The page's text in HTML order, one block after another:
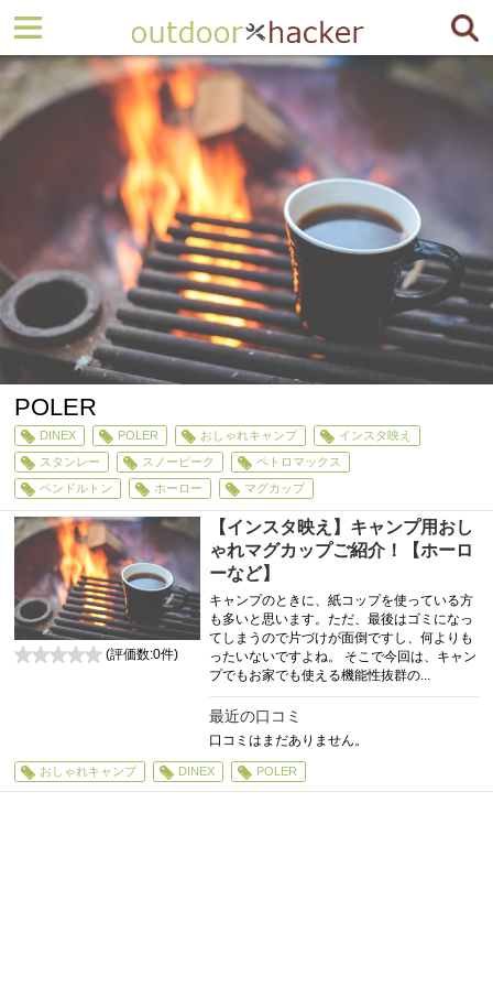
POLER
DINEX POLER おしゃれキャンプ
インスタ映え
スタンレー
スノーピーク
ペトロマックス
ペンドルトン
ホーロー マグカップ
【インスタ映え】キャンプ用おし
ゃれマグカップご紹介！【ホーロ
ーなど】
キャンプのときに、紙コップを使っている方
も多いと思います。ただ、最後はゴミになっ
てしまうので片づけが面倒ですし、何よりも
ったいないですよね。 そこで今回は、キャン
プでもお家でも使える機能性抜群の...
最近の口コミ
口コミはまだありません。
(評価数:0件)
おしゃれキャンプ DINEX POLER